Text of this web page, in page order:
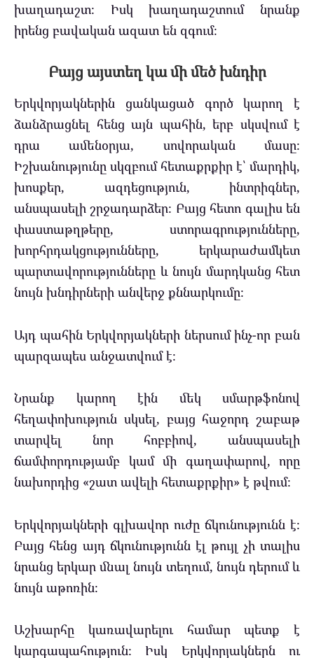
խաղադաշտ։ Իսկ խաղադաշտում նրանք
իրենց բավական ազատ են զգում։
Բայց այստեղ կա մի մեծ խնդիր
Երկվորյակներին ցանկացած գործ կարող է
ձանձրացնել հենց այն պահին, երբ սկսվում է
դրա ամենօրյա, սովորական մասը։
Իշխանությունը սկզբում հետաքրքիր է՝ մարդիկ,
խոսքեր, ազդեցություն, ինտրիգներ,
անսպասելի շրջադարձեր։ Բայց հետո գալիս են
փաստաթղթերը, ստորագրությունները,
խորհրդակցությունները, երկարաժամկետ
պարտավորությունները և նույն մարդկանց հետ
նույն խնդիրների անվերջ քննարկումը։
Այդ պահին Երկվորյակների ներսում ինչ-որ բան
պարզապես անջատվում է։
Նրանք կարող էին մեկ սմարթֆոնով
հեղափոխություն սկսել, բայց հաջորդ շաբաթ
տարվել նոր հոբբիով, անսպասելի
ճամփորդությամբ կամ մի գաղափարով, որը
նախորդից «շատ ավելի հետաքրքիր» է թվում։
Երկվորյակների գլխավոր ուժը ճկունությունն է։
Բայց հենց այդ ճկունությունն էլ թույլ չի տալիս
նրանց երկար մնալ նույն տեղում, նույն դերում և
նույն աթոռին։
Աշխարհը կառավարելու համար պետք է
կարգապահություն։ Իսկ Երկվորյակներն ու